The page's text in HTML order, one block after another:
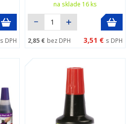
s DPH
na sklade 16 ks
2,85 € bez DPH 3,51 € s DPH